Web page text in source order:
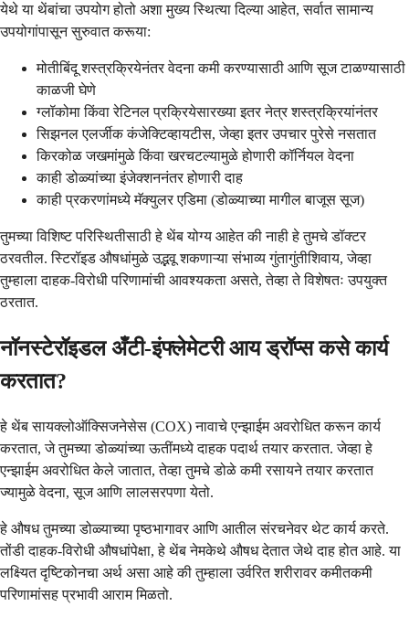
येथे या थेंबांचा उपयोग होतो अशा मुख्य स्थित्या दिल्या आहेत, सर्वात सामान्य
उपयोगांपासून सुरुवात करूया:
मोतीबिंदू शस्त्रक्रियेनंतर वेदना कमी करण्यासाठी आणि सूज टाळण्यासाठी
काळजी घेणे
ग्लॉकोमा किंवा रेटिनल प्रक्रियेसारख्या इतर नेत्र शस्त्रक्रियांनंतर
सिझनल एलर्जीक कंजेक्टिव्हायटीस, जेव्हा इतर उपचार पुरेसे नसतात
किरकोळ जखमांमुळे किंवा खरचटल्यामुळे होणारी कॉर्नियल वेदना
काही डोळ्यांच्या इंजेक्शननंतर होणारी दाह
काही प्रकरणांमध्ये मॅक्युलर एडिमा (डोळ्याच्या मागील बाजूस सूज)
तुमच्या विशिष्ट परिस्थितीसाठी हे थेंब योग्य आहेत की नाही हे तुमचे डॉक्टर
ठरवतील. स्टिरॉइड औषधांमुळे उद्भवू शकणाऱ्या संभाव्य गुंतागुंतीशिवाय, जेव्हा
तुम्हाला दाहक-विरोधी परिणामांची आवश्यकता असते, तेव्हा ते विशेषतः उपयुक्त
ठरतात.
नॉनस्टेरॉइडल अँटी-इंफ्लेमेटरी आय ड्रॉप्स कसे कार्य
करतात?
हे थेंब सायक्लोऑक्सिजनेसेस (COX) नावाचे एन्झाईम अवरोधित करून कार्य
करतात, जे तुमच्या डोळ्यांच्या ऊतींमध्ये दाहक पदार्थ तयार करतात. जेव्हा हे
एन्झाईम अवरोधित केले जातात, तेव्हा तुमचे डोळे कमी रसायने तयार करतात
ज्यामुळे वेदना, सूज आणि लालसरपणा येतो.
हे औषध तुमच्या डोळ्याच्या पृष्ठभागावर आणि आतील संरचनेवर थेट कार्य करते.
तोंडी दाहक-विरोधी औषधांपेक्षा, हे थेंब नेमकेथे औषध देतात जेथे दाह होत आहे. या
लक्ष्यित दृष्टिकोनचा अर्थ असा आहे की तुम्हाला उर्वरित शरीरावर कमीतकमी
परिणामांसह प्रभावी आराम मिळतो.